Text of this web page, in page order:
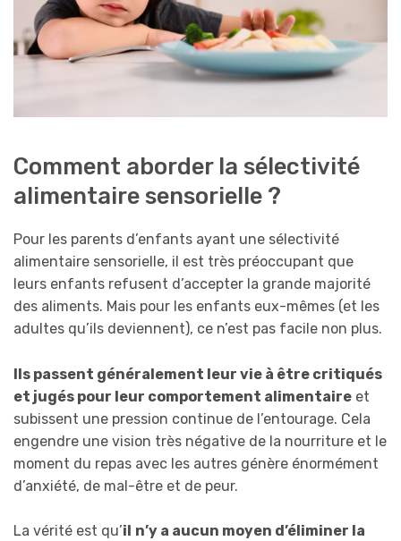
Comment aborder la sélectivité
alimentaire sensorielle ?
Pour les parents d’enfants ayant une sélectivité
alimentaire sensorielle, il est très préoccupant que
leurs enfants refusent d’accepter la grande majorité
des aliments. Mais pour les enfants eux-mêmes (et les
adultes qu’ils deviennent), ce n’est pas facile non plus.
Ils passent généralement leur vie à être critiqués
et jugés pour leur comportement alimentaire et
subissent une pression continue de l’entourage. Cela
engendre une vision très négative de la nourriture et le
moment du repas avec les autres génère énormément
d’anxiété, de mal-être et de peur.
La vérité est qu’il n’y a aucun moyen d’éliminer la